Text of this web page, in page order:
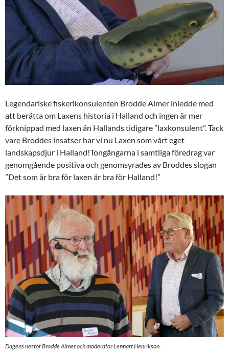
Legendariske fiskerikonsulenten Brodde Almer inledde med
att berätta om Laxens historia i Halland och ingen är mer
förknippad med laxen än Hallands tidigare ”laxkonsulent”. Tack
vare Broddes insatser har vi nu Laxen som vårt eget
landskapsdjur i Halland!Tongångarna i samtliga föredrag var
genomgående positiva och genomsyrades av Broddes slogan
”Det som är bra för laxen är bra för Halland!”
Dagens nestor Brodde Almer och moderator Lennart Henrikson.